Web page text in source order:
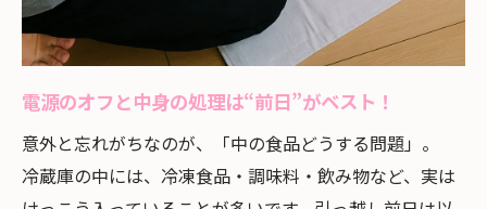
電源のオフと中身の処理は“前日”がベスト！
意外と忘れがちなのが、「中の食品どうする問題」。
冷蔵庫の中には、冷凍食品・調味料・飲み物など、実は